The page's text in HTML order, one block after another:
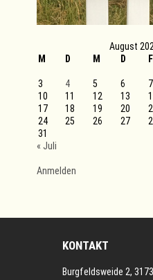
August
M
D M D F
3
4 5 6 7
10
11 12 13
17
18 19 20
24
25 26 27
31
« Juli
Anmelden
KONTAKT
Burgfeldsweide 2,